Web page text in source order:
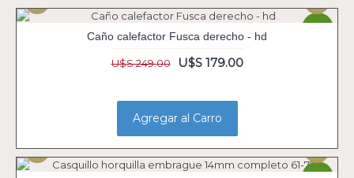
Caño calefactor Fusca derecho - hd
U$S 249.00 U$S 179.00
Agregar al Carro